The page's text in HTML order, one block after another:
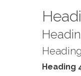
Heading